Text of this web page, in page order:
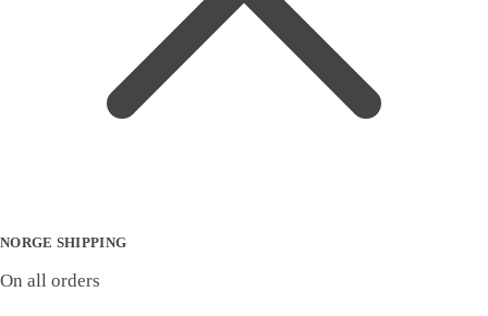
NORGE SHIPPING
On all orders